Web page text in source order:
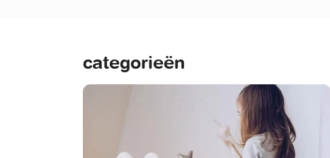
categorieën